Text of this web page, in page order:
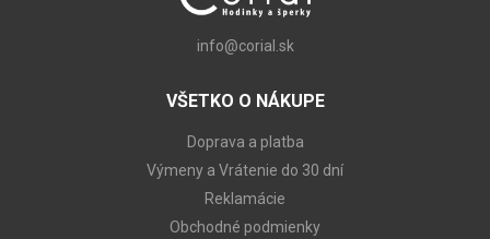
info@corial.sk
VŠETKO O NÁKUPE
Doprava a platba
Výmeny a Vrátenie do 30 dní
Reklamácie
Obchodné podmienky